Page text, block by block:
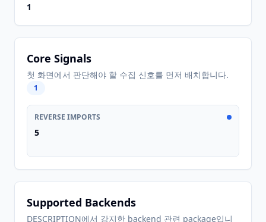
1
Core Signals
첫 화면에서 판단해야 할 수집 신호를 먼저 배치합니다.
1
REVERSE IMPORTS
5
Supported Backends
DESCRIPTION에서 감지한 backend 관련 package입니